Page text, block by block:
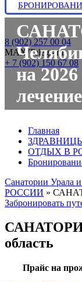
8 (902) 257 00 04
МАХ/Telegram:
+ 7 (902) 150 67 08
на
Главная
ОТДЫХ В
Санатории Урала
РОССИИ »
Забронировать
область
Прайс на